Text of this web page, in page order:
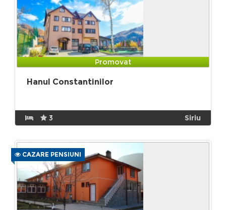
Promovat
Hanul Constantinilor
3 Siriu
CAZARE PENSIUNI